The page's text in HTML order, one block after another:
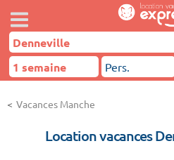
Vacances Manche
Location vacances